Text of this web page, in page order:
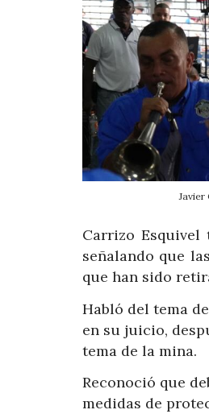
Javier
Carrizo Esquivel
señalando que
que han sido
Habló del tema
en su juicio,
tema de la mina.
Reconoció que
medidas de